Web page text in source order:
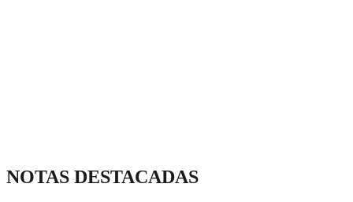
NOTAS DESTACADAS